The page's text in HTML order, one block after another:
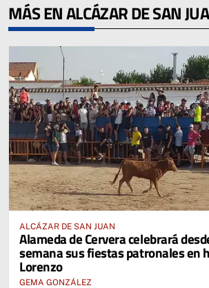
MÁS EN ALCÁZAR DE SAN
ALCÁZAR DE SAN JUAN
Alameda de Cervera celebrará
semana sus fiestas patronales en
Lorenzo
GEMA GONZÁLEZ